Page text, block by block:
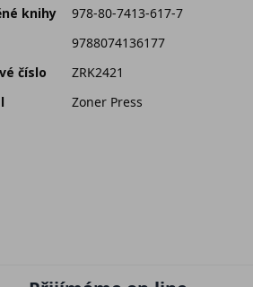
knihy
978-80-7413-617-7
9788074136177
číslo
ZRK2421
Zoner Press